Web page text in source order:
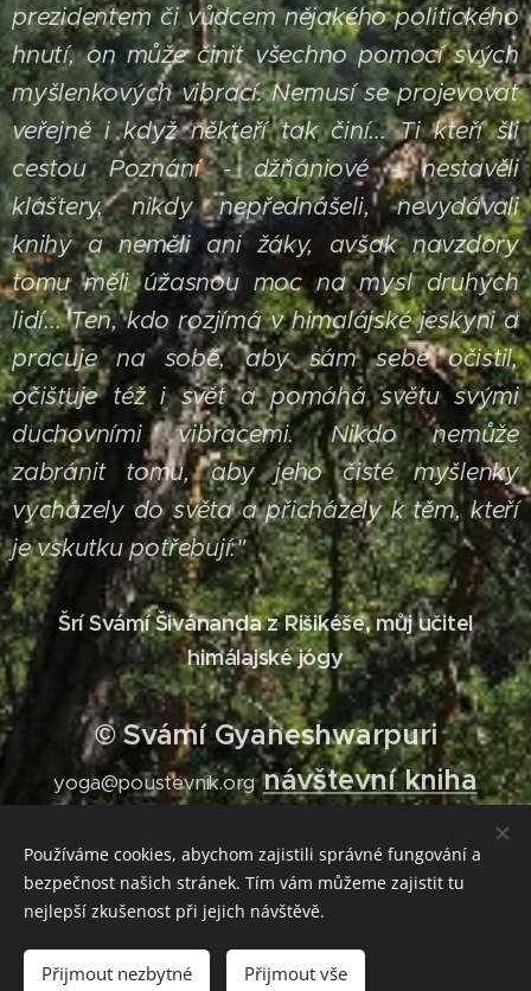
prezidentem či vůdcem nějakého politického
hnutí, on může činit všechno pomocí svých
myšlenkových vibrací. Nemusí se projevovat
veřejně i když někteří tak činí...Ti kteří šli
cestou Poznání - džňániové - nestavěli
kláštery, nikdy nepřednášeli, nevydávali
knihy a neměli ani žáky, avšak navzdory
tomu měli úžasnou moc na mysl druhých
lidí... Ten, kdo rozjímá v himalájské jeskyni a
pracuje na sobě, aby sám sebe očistil,
očišťuje též i svět a pomáhá světu svými
duchovními vibracemi. Nikdo nemůže
zabránit tomu, aby jeho čisté myšlenky
vycházely do světa a přicházely k těm, kteří
je vskutku potřebují."
Šrí Svámí Šivánanda z Rišikéše, můj učitel
himálajské jógy
© Svámí Gyaneshwarpuri
yoga@poustevnik.org návštevní kniha
NAHAM KARTA PRABHU DIP KARTA - Já
nejsem konající, On, Bůh, Věčné Mistrovo vědomí
je konající.
Používáme cookies, abychom zajistili správné fungování a
bezpečnost našich stránek. Tím vám můžeme zajistit tu
nejlepší zkušenost při jejich návštěvě.
Přijmout nezbytné Přijmout vše